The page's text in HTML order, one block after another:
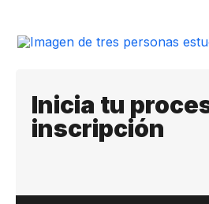
Inicia tu
inscripción